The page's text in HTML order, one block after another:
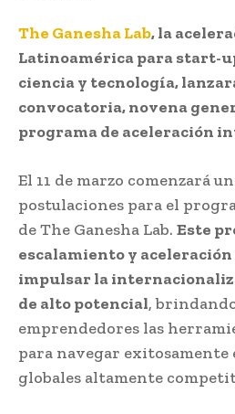
The Ganesha Lab, la
Latinoamérica para start-
ciencia y tecnología,
convocatoria, novena
programa de aceleración
El 11 de marzo comenzará
postulaciones para el
de The Ganesha Lab. Este
escalamiento y
impulsar la
de alto potencial,
emprendedores las
para navegar exitosamente
globales altamente